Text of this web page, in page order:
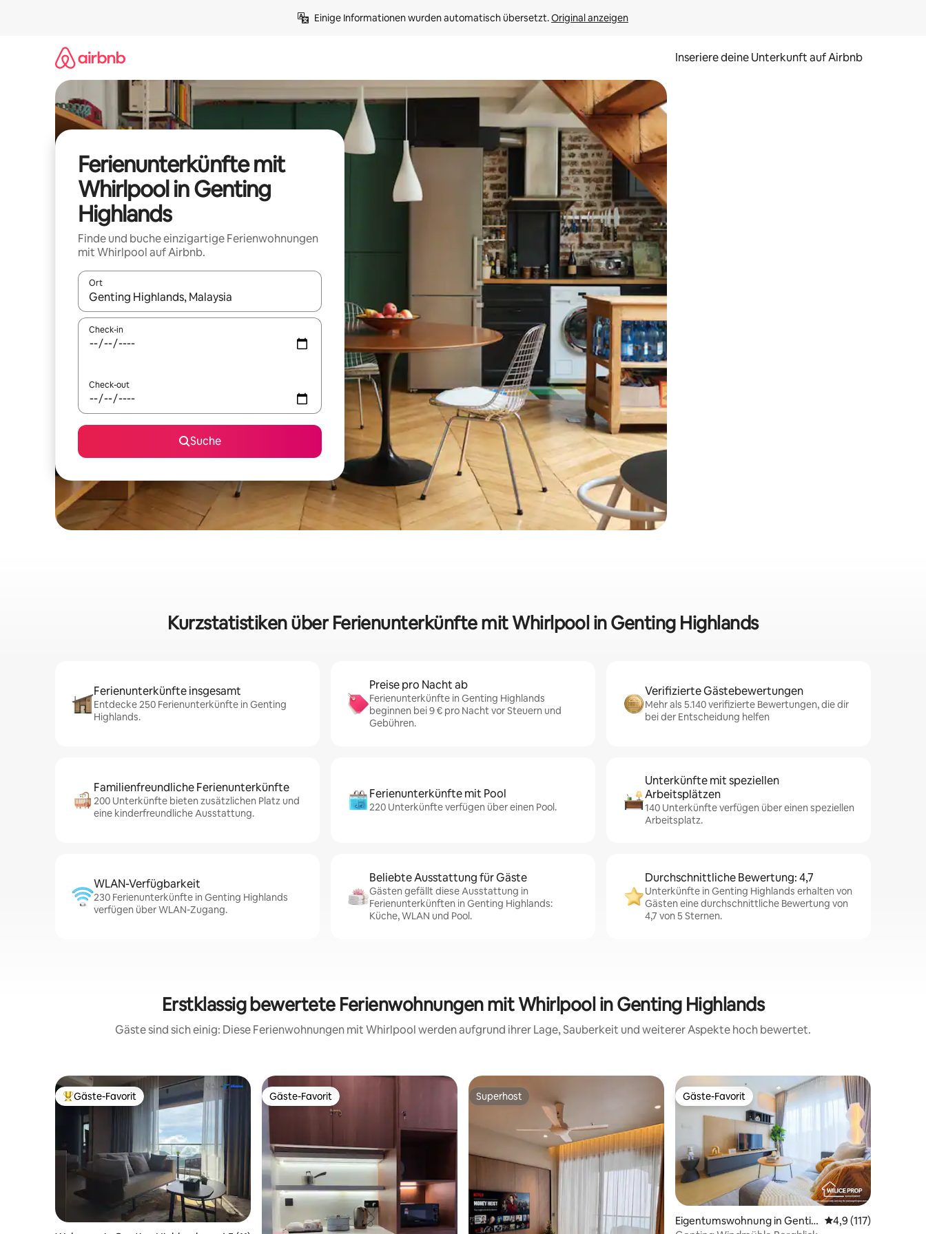
Einige Informationen wurden automatisch übersetzt. Original anzeigen
Inseriere deine Unterkunft auf Airbnb
Ferienunterkünfte mit
Whirlpool in Genting
Highlands
Finde und buche einzigartige Ferienwohnungen
mit Whirlpool auf Airbnb.
Ort
Wenn Ergebnisse verfügbar sind, navigiere mit den Pfeiltasten nach oben und unten oder erkunde die Ergebnisse durch Berühren oder Wischgesten.
Check-in
Check-out
Suche
Kurzstatistiken über Ferienunterkünfte mit Whirlpool in Genting Highlands
Ferienunterkünfte insgesamt
Entdecke 250 Ferienunterkünfte in Genting
Highlands.
Preise pro Nacht ab
Ferienunterkünfte in Genting Highlands
beginnen bei 9 € pro Nacht vor Steuern und
Gebühren.
Verifizierte Gästebewertungen
Mehr als 5.140 verifizierte Bewertungen, die dir
bei der Entscheidung helfen
Familienfreundliche Ferienunterkünfte
200 Unterkünfte bieten zusätzlichen Platz und
eine kinderfreundliche Ausstattung.
Ferienunterkünfte mit Pool
220 Unterkünfte verfügen über einen Pool.
Unterkünfte mit speziellen
Arbeitsplätzen
140 Unterkünfte verfügen über einen speziellen
Arbeitsplatz.
WLAN-Verfügbarkeit
230 Ferienunterkünfte in Genting Highlands
verfügen über WLAN-Zugang.
Beliebte Ausstattung für Gäste
Gästen gefällt diese Ausstattung in
Ferienunterkünften in Genting Highlands:
Küche, WLAN und Pool.
Durchschnittliche Bewertung: 4,7
Unterkünfte in Genting Highlands erhalten von
Gästen eine durchschnittliche Bewertung von
4,7 von 5 Sternen.
Erstklassig bewertete Ferienwohnungen mit Whirlpool in Genting Highlands
Gäste sind sich einig: Diese Ferienwohnungen mit Whirlpool werden aufgrund ihrer Lage, Sauberkeit und weiterer Aspekte hoch bewertet.
Beliebter Gäste-Favorit.
Gäste-Favorit Gäste-Favorit
Gäste-Favorit Superhost
Superhost Gäste-Favorit
Gäste-Favorit
Eigentumswohnung in Gentin Durchschnittliche
4,9 (117)